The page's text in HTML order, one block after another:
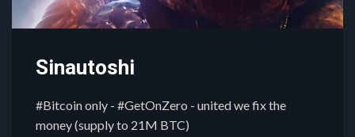
Sinautoshi
#Bitcoin only - #GetOnZero - united we fix the
money (supply to 21M BTC)